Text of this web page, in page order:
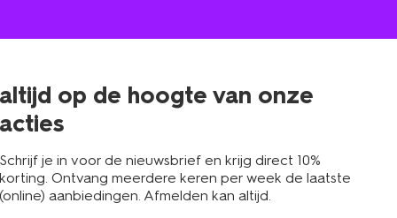
op de hoogte van onze
je in voor de nieuwsbrief en krijg direct 10%
Ontvang meerdere keren per week de laatste
aanbiedingen. Afmelden kan altijd.